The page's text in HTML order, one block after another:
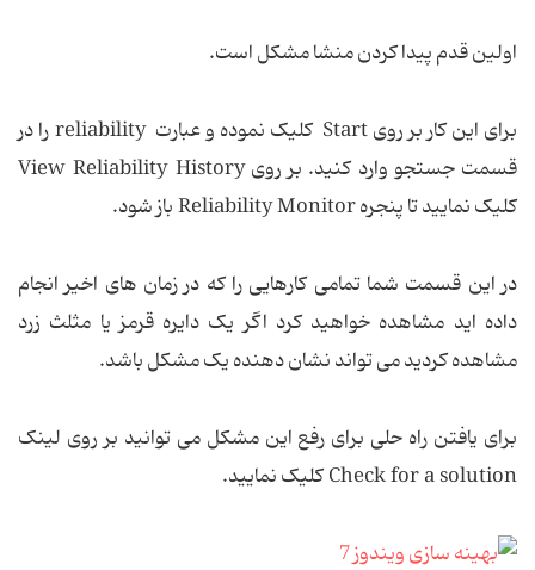
اولین قدم پیدا کردن منشا مشكل است.
برای این كار بر روی Start کلیک نموده و عبارت reliability را در
قسمت جستجو وارد کنید. بر روی View Reliability History
کلیک نمایید تا پنجره Reliability Monitor باز شود.
در این قسمت شما تمامی كارهایی را كه در زمان های اخیر انجام
داده اید مشاهده خواهید كرد اگر یک دایره قرمز یا مثلث زرد
مشاهده كردید می تواند نشان دهنده یک مشکل باشد.
برای یافتن راه حلی برای رفع این مشكل می توانید بر روی لینک
Check for a solution کلیک نمایید.